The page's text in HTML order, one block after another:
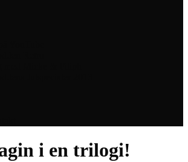
i en trilogi!